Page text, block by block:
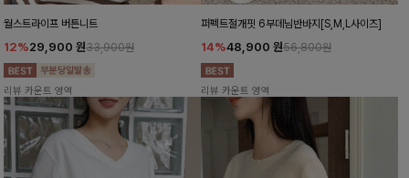
월스트라이프 버튼니트
12%29,900 원33,900원
리뷰 카운트 영역
퍼펙트절개핏 6부데님반바지[S,M,L사이즈]
14%48,900 원56,800원
리뷰 카운트 영역